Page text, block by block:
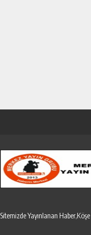
Sitemizde Yayınlanan